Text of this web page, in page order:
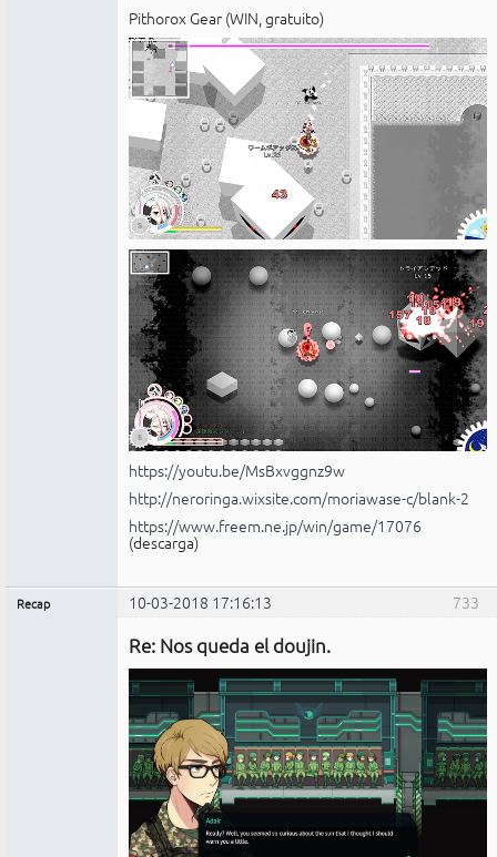
Pithorox Gear (WIN, gratuito)
https://youtu.be/MsBxvggnz9w
http://neroringa.wixsite.com/moriawase-c/blank-2
https://www.freem.ne.jp/win/game/17076
(descarga)
733
Recap 10-03-2018 17:16:13
Re: Nos queda el doujin.